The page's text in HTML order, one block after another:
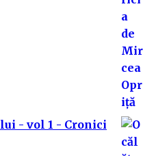
- vol 1 - Cronici